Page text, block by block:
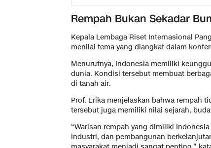
Rempah Bukan Sekadar
Kepala Lembaga Riset Internasional
menilai tema yang diangkat dalam
Menurutnya, Indonesia memiliki
dunia. Kondisi tersebut membuat
di tanah air.
Prof. Erika menjelaskan bahwa rempah
tersebut juga memiliki nilai sejarah,
“Warisan rempah yang dimiliki
industri, dan pembangunan